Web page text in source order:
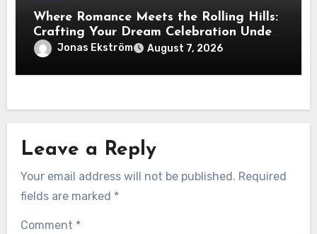
Where Romance Meets the Rolling Hills:
Crafting Your Dream Celebration Under
the Tuscan Sun
Jonas Ekström August 7, 2026
Leave a Reply
Your email address will not be published. Required
fields are marked *
Comment *